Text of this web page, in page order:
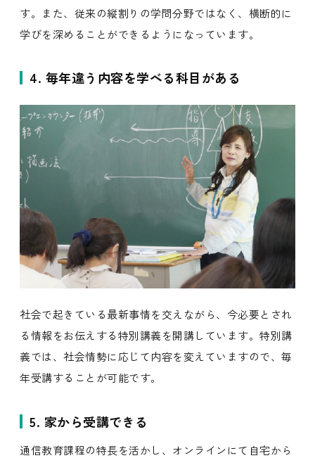
す。また、従来の縦割りの学問分野ではなく、横断的に
学びを深めることができるようになっています。
4. 毎年違う内容を学べる科目がある
社会で起きている最新事情を交えながら、今必要とされ
る情報をお伝えする特別講義を開講しています。特別講
義では、社会情勢に応じて内容を変えていますので、毎
年受講することが可能です。
5. 家から受講できる
通信教育課程の特長を活かし、オンラインにて自宅から